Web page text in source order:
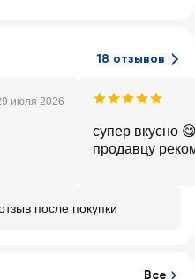
18 отзывов
июля 2026
супер вкусно
продавцу
после покупки
Все